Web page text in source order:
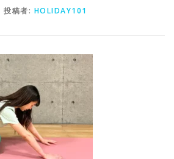
投稿者: HOLIDAY101